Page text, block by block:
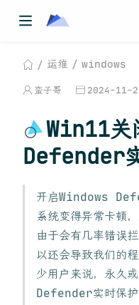
运维 windows
蛮子哥 2024-11-
Win11关
Defender
开启Windows
系统变得异常卡顿
由于会有几率错误
以还会导致我们的
少用户来说，永久
Defender实时保护